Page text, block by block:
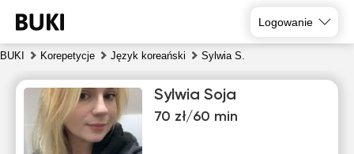
Logowanie
BUKI Korepetycje Język koreański Sylwia S.
Sylwia Soja
70 zł/60 min